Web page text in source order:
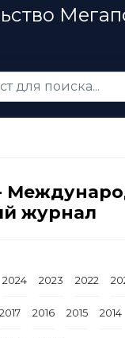
журнал
2024 2023 2022
2017 2016 2015 2014